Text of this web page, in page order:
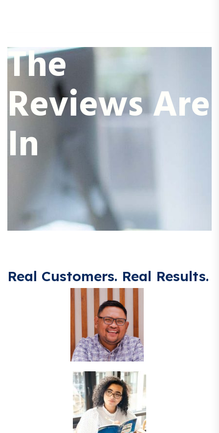
The
Reviews Are
In
Real Customers. Real Results.